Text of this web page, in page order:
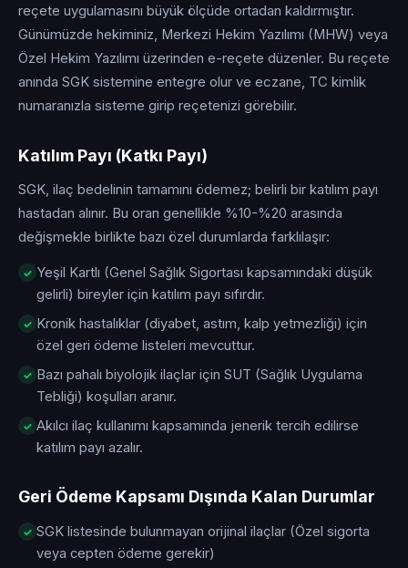
reçete uygulamasını büyük ölçüde ortadan kaldırmıştır.
Günümüzde hekiminiz, Merkezi Hekim Yazılımı (MHW) veya
Özel Hekim Yazılımı üzerinden e-reçete düzenler. Bu reçete
anında SGK sistemine entegre olur ve eczane, TC kimlik
numaranızla sisteme girip reçetenizi görebilir.
Katılım Payı (Katkı Payı)
SGK, ilaç bedelinin tamamını ödemez; belirli bir katılım payı
hastadan alınır. Bu oran genellikle %10-%20 arasında
değişmekle birlikte bazı özel durumlarda farklılaşır:
Yeşil Kartlı (Genel Sağlık Sigortası kapsamındaki düşük
gelirli) bireyler için katılım payı sıfırdır.
Kronik hastalıklar (diyabet, astım, kalp yetmezliği) için
özel geri ödeme listeleri mevcuttur.
Bazı pahalı biyolojik ilaçlar için SUT (Sağlık Uygulama
Tebliği) koşulları aranır.
Akılcı ilaç kullanımı kapsamında jenerik tercih edilirse
katılım payı azalır.
Geri Ödeme Kapsamı Dışında Kalan Durumlar
SGK listesinde bulunmayan orijinal ilaçlar (Özel sigorta
veya cepten ödeme gerekir)